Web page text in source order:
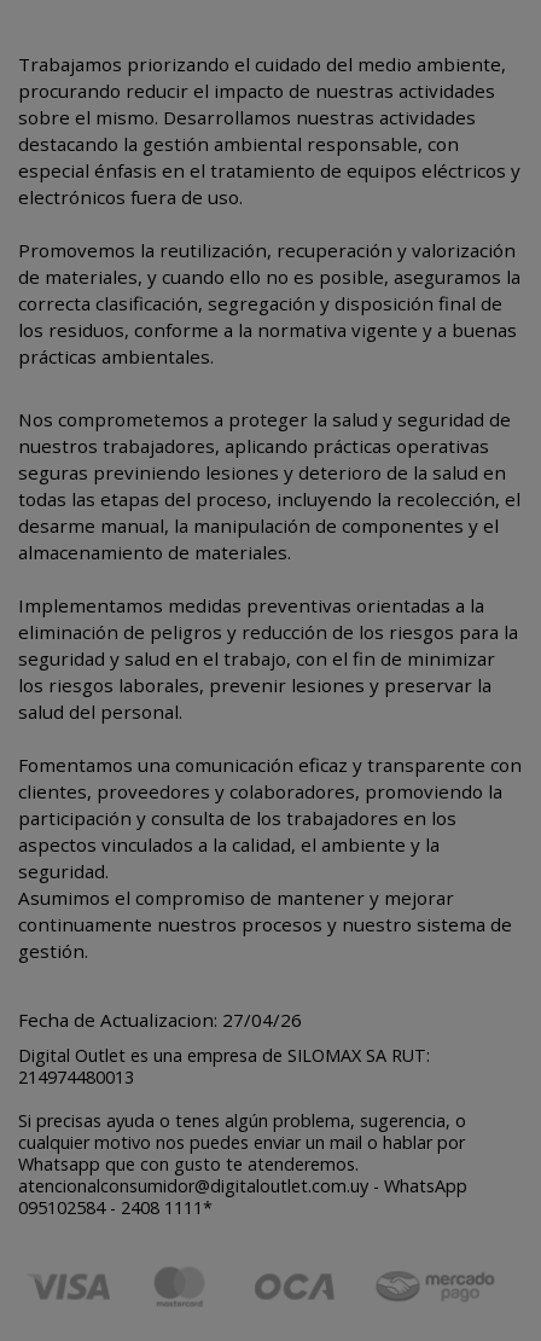
Trabajamos priorizando el cuidado del medio ambiente,
procurando reducir el impacto de nuestras actividades
sobre el mismo. Desarrollamos nuestras actividades
destacando la gestión ambiental responsable, con
especial énfasis en el tratamiento de equipos eléctricos y
electrónicos fuera de uso.
Promovemos la reutilización, recuperación y valorización
de materiales, y cuando ello no es posible, aseguramos la
correcta clasificación, segregación y disposición final de
los residuos, conforme a la normativa vigente y a buenas
prácticas ambientales.
Nos comprometemos a proteger la salud y seguridad de
nuestros trabajadores, aplicando prácticas operativas
seguras previniendo lesiones y deterioro de la salud en
todas las etapas del proceso, incluyendo la recolección, el
desarme manual, la manipulación de componentes y el
almacenamiento de materiales.
Implementamos medidas preventivas orientadas a la
eliminación de peligros y reducción de los riesgos para la
seguridad y salud en el trabajo, con el fin de minimizar
los riesgos laborales, prevenir lesiones y preservar la
salud del personal.
Fomentamos una comunicación eficaz y transparente con
clientes, proveedores y colaboradores, promoviendo la
participación y consulta de los trabajadores en los
aspectos vinculados a la calidad, el ambiente y la
seguridad.
Asumimos el compromiso de mantener y mejorar
continuamente nuestros procesos y nuestro sistema de
gestión.
Fecha de Actualizacion: 27/04/26
Digital Outlet es una empresa de SILOMAX SA RUT:
214974480013
Si precisas ayuda o tenes algún problema, sugerencia, o
cualquier motivo nos puedes enviar un mail o hablar por
Whatsapp que con gusto te atenderemos.
atencionalconsumidor@digitaloutlet.com.uy - WhatsApp
095102584 - 2408 1111*